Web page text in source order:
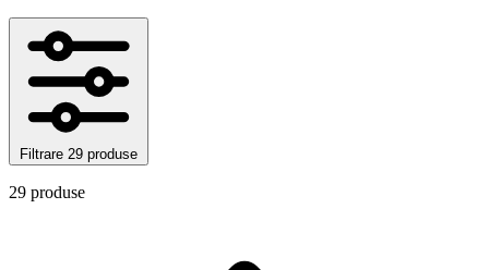
Filtrare 29 produse
29 produse